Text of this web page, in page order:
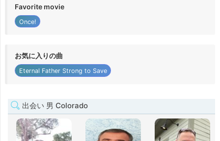
Favorite movie
Once!
お気に入りの曲
Eternal Father Strong to Save
出会い 男 Colorado